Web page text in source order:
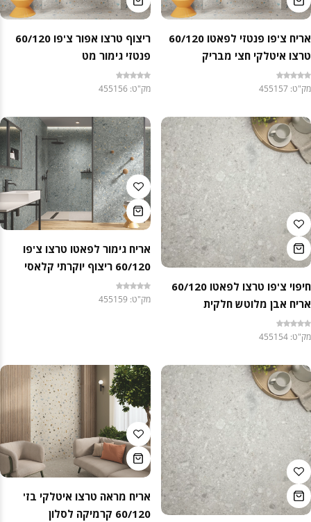
אריח צ'פו פנטזי לפאטו 60/120
טרצו איטלקי חצי מבריק
מק"ט: 455157
ריצוף טרצו אפור צ'פו 60/120
פנטזי גימור מט
מק"ט: 455156
חיפוי צ'פו טרצו לפאטו 60/120
אריח אבן מלוטש חלקית
מק"ט: 455154
אריח גימור לפאטו טרצו צ'פו
60/120 ריצוף יוקרתי קלאסי
מק"ט: 455159
אריח מראה טרצו איטלקי בז'
60/120 קרמיקה לסלון